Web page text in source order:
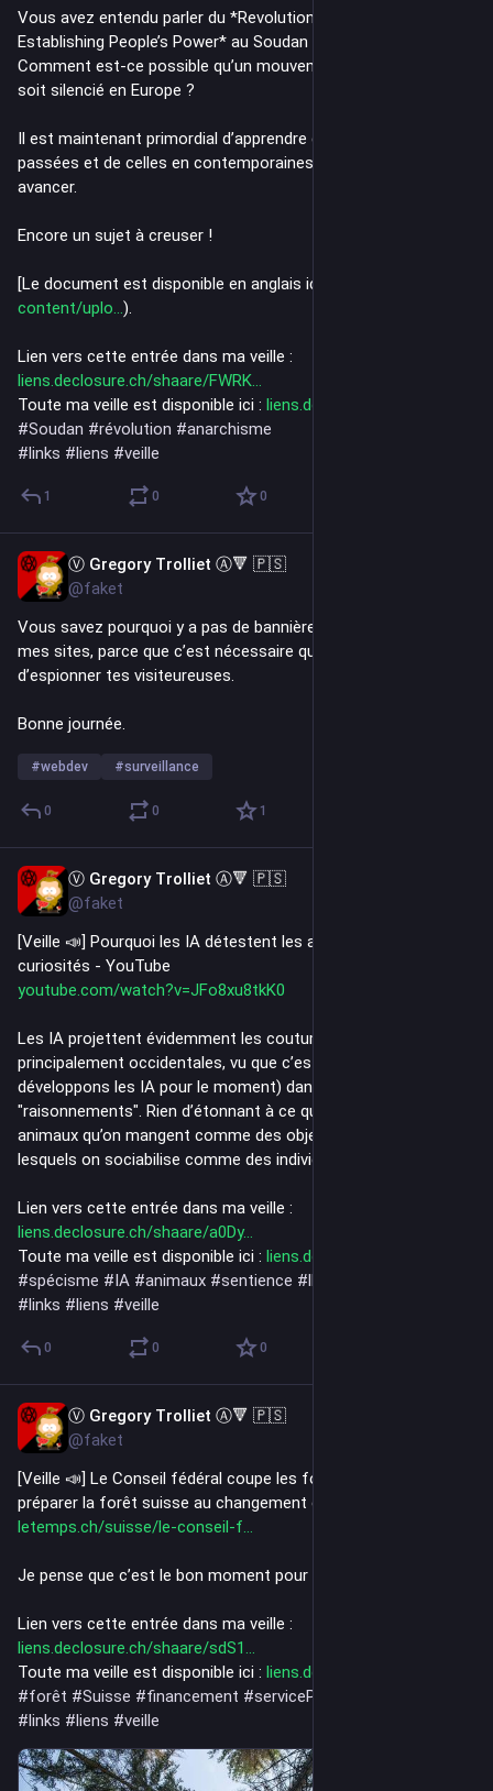
Vous avez entendu parler du *Revolutionary Charter for
Establishing People’s Power* au Soudan ?
Comment est-ce possible qu’un mouvement aussi massif
soit silencié en Europe ?
Il est maintenant primordial d’apprendre des révolutions
passées et de celles en contemporaines si on veut pouvoir
avancer.
Encore un sujet à creuser !
[Le document est disponible en anglais ici](
content/uplo ).
Lien vers cette entrée dans ma veille :
liens.declosure.ch/shaare/FWRK
Toute ma veille est disponible ici : liens.declosure.ch/
#Soudan #révolution #anarchisme
#links #liens #veille
1 0 0
Ⓥ Gregory Trolliet Ⓐ🔻 🇵🇸
@faket
Vous savez pourquoi y a pas de bannières de
mes sites, parce que c’est nécessaire que si t’essaie
d’espionner tes visiteureuses.
Bonne journée.
#webdev #surveillance
0 0 1
Ⓥ Gregory Trolliet Ⓐ🔻 🇵🇸
@faket
[Veille 📣] Pourquoi les IA détestent les animaux ? – La boite à
curiosités - YouTube
youtube.com/watch?v=JFo8xu8tkK0
Les IA projettent évidemment les coutumes humaines (et
principalement occidentales, vu que c’est nous qui
développons les IA pour le moment) dans leurs
"raisonnements". Rien d’étonnant à ce qu’elles considèrent les
animaux qu’on mangent comme des objets, et ceux avec
lesquels on sociabilise comme des individus à part entière.
Lien vers cette entrée dans ma veille :
liens.declosure.ch/shaare/a0Dy
Toute ma veille est disponible ici : liens.declosure.ch/
#spécisme #IA #animaux #sentience #llm
#links #liens #veille
0 0 0
Ⓥ Gregory Trolliet Ⓐ🔻 🇵🇸
@faket
[Veille 📣] Le Conseil fédéral coupe les fonds destinés à
préparer la forêt suisse au changement climatique - Le Temps
letemps.ch/suisse/le-conseil-f
Je pense que c’est le bon moment pour ça, oui.
Lien vers cette entrée dans ma veille :
liens.declosure.ch/shaare/sdS1
Toute ma veille est disponible ici : liens.declosure.ch/
#forêt #Suisse #financement #servicePublic
#links #liens #veille